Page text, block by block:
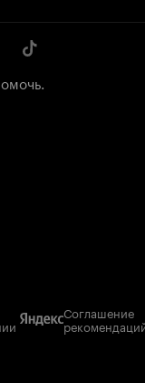
Соглашение